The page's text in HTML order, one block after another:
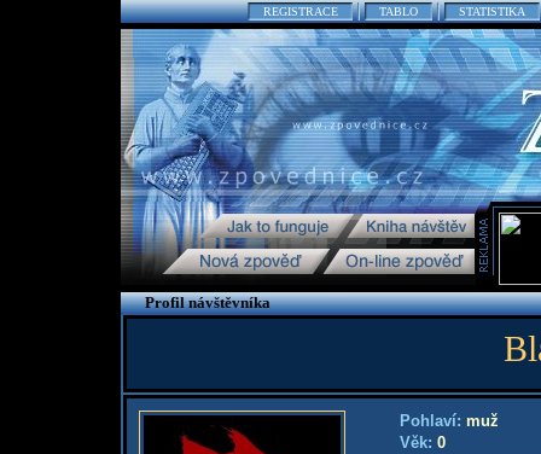
REGISTRACE TABLO STATISTIKA
Profil návštěvníka
Pohlaví: muž
Věk: 0